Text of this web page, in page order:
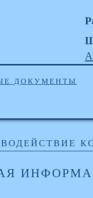
ДОКУМЕНТЫ